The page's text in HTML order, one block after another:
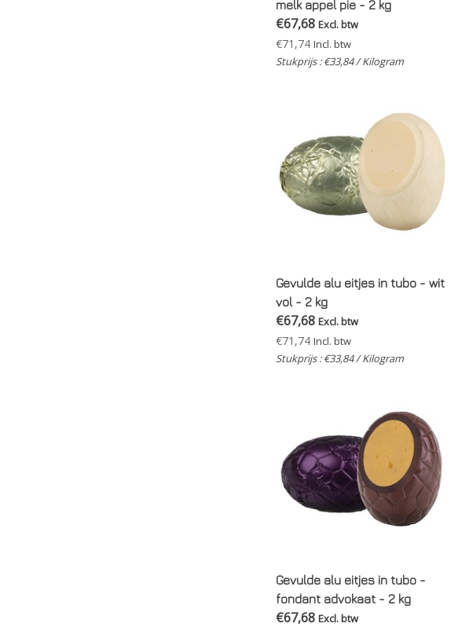
melk appel pie - 2 kg
€67,68 Excl. btw
€71,74 Incl. btw
Stukprijs : €33,84 / Kilogram
Gevulde alu eitjes in tubo - wit
vol - 2 kg
€67,68 Excl. btw
€71,74 Incl. btw
Stukprijs : €33,84 / Kilogram
Gevulde alu eitjes in tubo -
fondant advokaat - 2 kg
€67,68 Excl. btw